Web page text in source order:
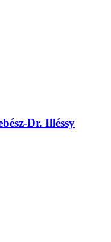
Dr. Illéssy